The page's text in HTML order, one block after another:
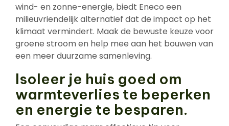
wind- en zonne-energie, biedt Eneco een
milieuvriendelijk alternatief dat de impact op het
klimaat vermindert. Maak de bewuste keuze voor
groene stroom en help mee aan het bouwen van
een meer duurzame samenleving.
Isoleer je huis goed om
warmteverlies te beperken
en energie te besparen.